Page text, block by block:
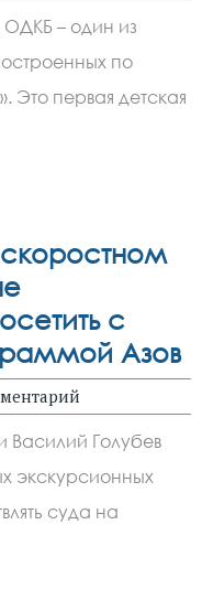
ОДКБ – один из
по
Это первая детская
с
Азов
Василий Голубев
экскурсионных
суда на